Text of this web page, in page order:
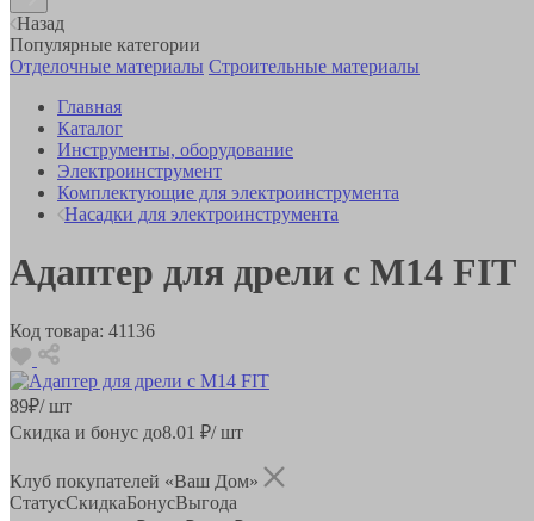
Назад
Популярные категории
Отделочные материалы Строительные материалы
Главная
Каталог
Инструменты, оборудование
Электроинструмент
Комплектующие для электроинструмента
Насадки для электроинструмента
Адаптер для дрели с М14 FIT
Код товара: 41136
89₽/ шт
Скидка и бонус до8.01 ₽/ шт
Клуб покупателей «Ваш Дом»
СтатусСкидкаБонусВыгода